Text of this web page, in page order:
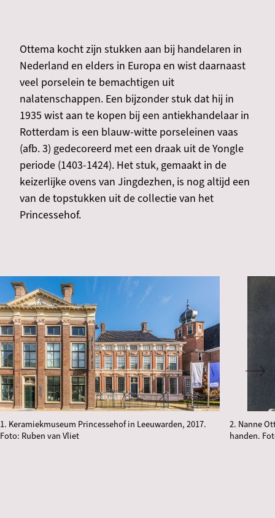
Ottema kocht zijn stukken aan bij handelaren in
Nederland en elders in Europa en wist daarnaast
veel porselein te bemachtigen uit
nalatenschappen. Een bijzonder stuk dat hij in
1935 wist aan te kopen bij een antiekhandelaar in
Rotterdam is een blauw-witte porseleinen vaas
(afb. 3) gedecoreerd met een draak uit de Yongle
periode (1403-1424). Het stuk, gemaakt in de
keizerlijke ovens van Jingdezhen, is nog altijd een
van de topstukken uit de collectie van het
Princessehof.
1. Keramiekmuseum Princessehof in Leeuwarden, 2017.
Foto: Ruben van Vliet
2. Nanne
handen.